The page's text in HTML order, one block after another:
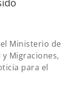
Ministerio de
Migraciones,
para el